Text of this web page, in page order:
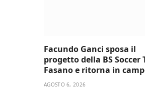
Facundo Ganci sposa il
progetto della BS Soccer
Fasano e ritorna in
AGOSTO 6, 2026